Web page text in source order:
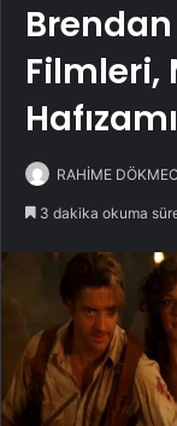
Brendan
Filmleri,
RAHİME
3 dakika okuma